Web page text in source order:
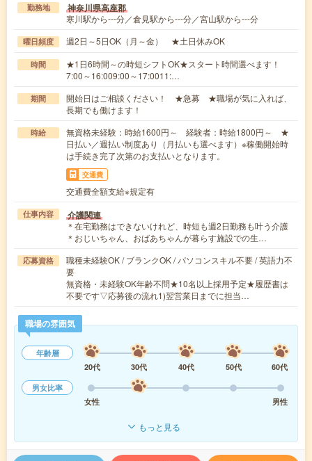
勤務地 神奈川県高座郡
寒川駅から---分／倉見駅から---分／宮山駅から---分
曜日頻度 週2日～5日OK（月～金） ★土日休みOK
時間
★1日6時間～の時短シフトOK★スタート時間選べます！
7:00～16:009:00～17:0011:…
期間
開始日はご相談ください！ ★急募 ★職場が気に入れば、
長期でも働けます！
時給
無資格未経験：時給1600円～ 経験者：時給1800円～ ★
日払い／週払い制度あり（月払いも選べます）※稼働開始時
は手続き完了次第のお支払いとなります。
交通費
交通費全額支給※規定有
仕事内容 介護関連
＊在宅勤務はできないけれど、時短も週2日勤務も叶う介護
＊おじいちゃん、おばあちゃんが暮らす施設での生…
応募資格
職種未経験OK / ブランクOK / パソコンスキル不要 / 英語力不
要
無資格・未経験OK年齢不問★10名以上採用予定★履歴書は
不要です▽応募後の流れ1)翌営業日までに担当…
職場の雰囲気
年齢層
20代
30代 40代 50代
60代
男女比率
女性
男性
もっと見る